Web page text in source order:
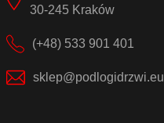
30-245 Kraków
(+48) 533 901 401
sklep@podlogidrzwi.eu